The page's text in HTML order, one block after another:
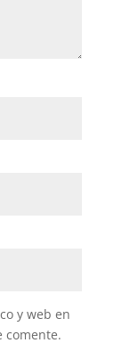
y web en
comente.